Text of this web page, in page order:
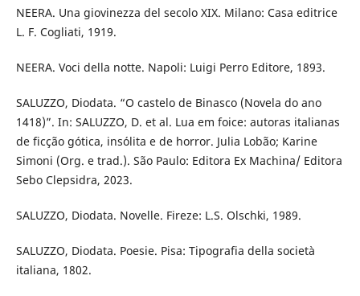
NEERA. Una giovinezza del secolo XIX. Milano: Casa editrice
L. F. Cogliati, 1919.
NEERA. Voci della notte. Napoli: Luigi Perro Editore, 1893.
SALUZZO, Diodata. “O castelo de Binasco (Novela do ano
1418)”. In: SALUZZO, D. et al. Lua em foice: autoras italianas
de ficção gótica, insólita e de horror. Julia Lobão; Karine
Simoni (Org. e trad.). São Paulo: Editora Ex Machina/ Editora
Sebo Clepsidra, 2023.
SALUZZO, Diodata. Novelle. Fireze: L.S. Olschki, 1989.
SALUZZO, Diodata. Poesie. Pisa: Tipografia della società
italiana, 1802.